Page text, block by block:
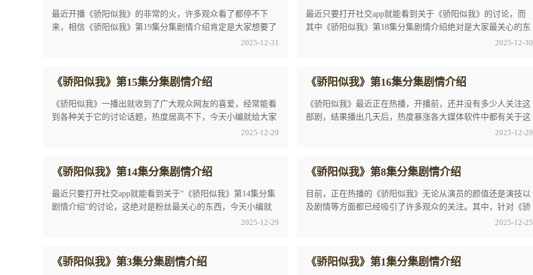
最近开播《骄阳似我》的非常的火，许多观众看了都停不下
来，相信《骄阳似我》第19集分集剧情介绍肯定是大家想要了
解想要知道的，所以以下就是小编就为广大观众们 ...2025-12-31
最近只要打开社交app就能看到关于《骄阳似我》的讨论，而
其中《骄阳似我》第18集分集剧情介绍绝对是大家最关心的东
2025-12-30
《骄阳似我》第15集分集剧情介绍
《骄阳似我》一播出就收到了广大观众网友的喜爱，经常能看
到各种关于它的讨论话题，热度居高不下，今天小编就给大家
2025-12-29
《骄阳似我》第16集分集剧情介绍
《骄阳似我》最近正在热播，开播前，还并没有多少人关注这
部剧，结果播出几天后，热度暴涨各大媒体软件中都有关于这
2025-12-29
《骄阳似我》第14集分集剧情介绍
最近只要打开社交app就能看到关于“《骄阳似我》第14集分集
剧情介绍”的讨论，这绝对是粉丝最关心的东西，今天小编就
2025-12-29
《骄阳似我》第8集分集剧情介绍
目前，正在热播的《骄阳似我》无论从演员的颜值还是演技以
及剧情等方面都已经吸引了许多观众的关注。其中，针对《骄
2025-12-25
《骄阳似我》第3集分集剧情介绍 《骄阳似我》第1集分集剧情介绍